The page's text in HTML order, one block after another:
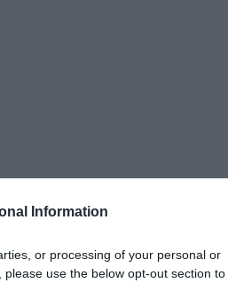
Information
or processing of your personal or
use the below opt-out section to